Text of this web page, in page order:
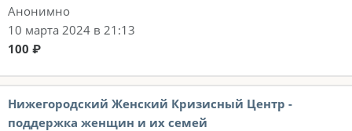
Анонимно
10 марта 2024 в 21:13
100 ₽
Нижегородский Женский Кризисный Центр -
поддержка женщин и их семей